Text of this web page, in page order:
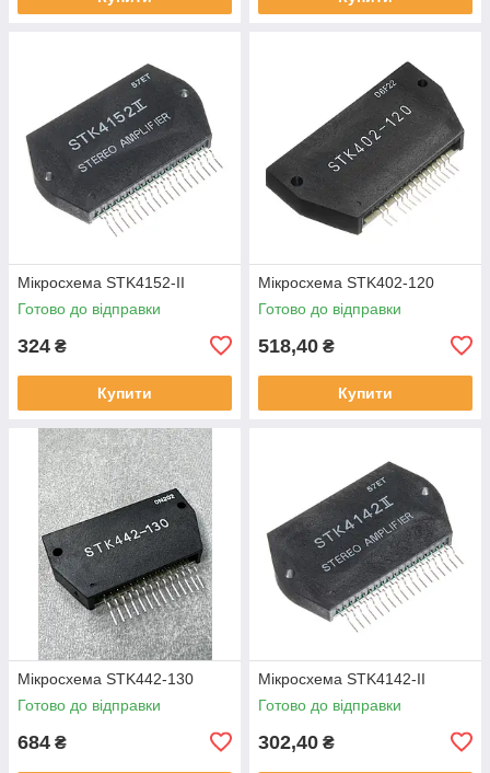
Мікросхема STK4152-II
Готово до відправки
324 ₴
Купити
Мікросхема STK402-120
Готово до відправки
518,40 ₴
Купити
Мікросхема STK442-130
Готово до відправки
684 ₴
Мікросхема STK4142-II
Готово до відправки
302,40 ₴